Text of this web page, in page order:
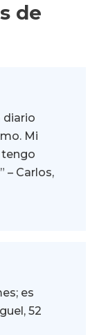
de
diario
Mi
tengo
– Carlos,
es
52